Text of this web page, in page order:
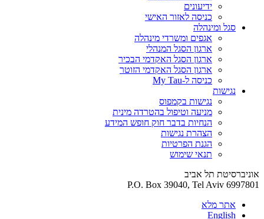
ידיעונים
כניסה לאזור האישי
סגל ומינהלה
אגפים ומשרדי מינהלה
ארגון הסגל המנהלי
ארגון הסגל האקדמי הבכיר
ארגון הסגל האקדמי הזוטר
כניסה ל-My Tau
נגישות
נגישות בקמפוס
מניעה וטיפול בהטרדה מינית
הנחיות בדבר חוק חופש המידע
הצהרת נגישות
הגנת הפרטיות
תנאי שימוש
אוניברסיטת תל אביב
P.O. Box 39040, Tel Aviv 6997801
אתר מלא
English